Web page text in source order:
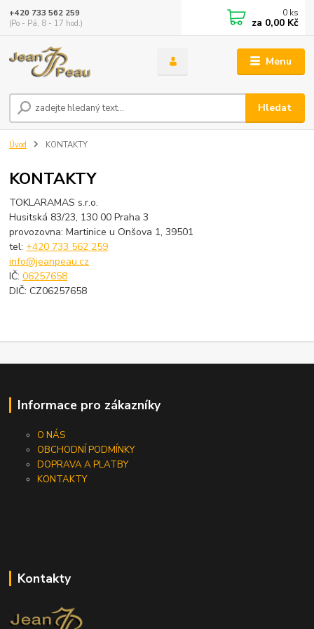
Menu
Hledat
+420 733 562 259
(Po - Pá, 8 - 17 hod.)
0 ks
za 0,00 Kč
Úvod KONTAKTY
KONTAKTY
TOKLARAMAS s.r.o.
Husitská 83/23, 130 00 Praha 3
provozovna: Martinice u Onšova 1, 39501
tel:+420 733 562 259
info@jeanpeau.cz
IČ:06257658
DIČ: CZ06257658
Informace pro zákazníky
O NÁS
OBCHODNÍ PODMÍNKY
DOPRAVA A PLATBY
KONTAKTY
Kontakty